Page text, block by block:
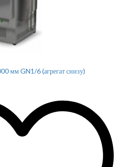
мм GN1/6 (агрегат снизу)